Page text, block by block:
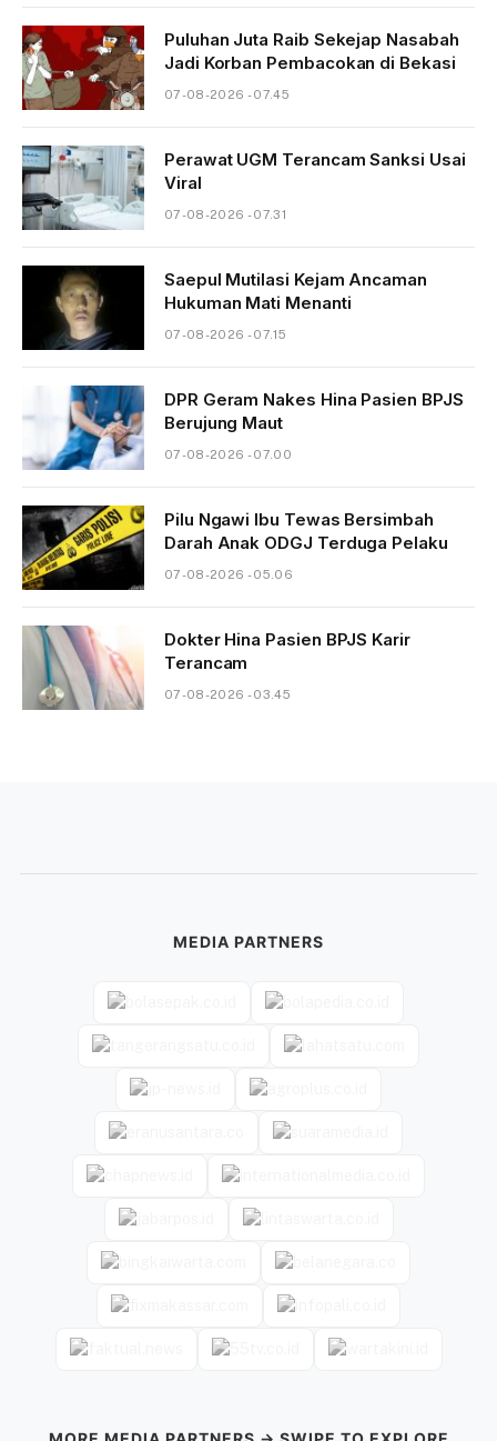
Puluhan Juta Raib Sekejap Nasabah
Jadi Korban Pembacokan di Bekasi
07-08-2026 - 07.45
Perawat UGM Terancam Sanksi Usai
Viral
07-08-2026 - 07.31
Saepul Mutilasi Kejam Ancaman
Hukuman Mati Menanti
07-08-2026 - 07.15
DPR Geram Nakes Hina Pasien BPJS
Berujung Maut
07-08-2026 - 07.00
Pilu Ngawi Ibu Tewas Bersimbah
Darah Anak ODGJ Terduga Pelaku
07-08-2026 - 05.06
Dokter Hina Pasien BPJS Karir
Terancam
07-08-2026 - 03.45
MEDIA PARTNERS